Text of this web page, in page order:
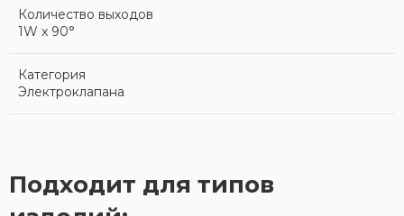
Количество выходов
1W x 90°
Категория
Электроклапана
Подходит для типов